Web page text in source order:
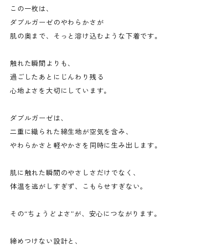
この一枚は、
ダブルガーゼのやわらかさが
肌の奥まで、そっと溶け込むような下着です。
触れた瞬間よりも、
過ごしたあとにじんわり残る
心地よさを大切にしています。
ダブルガーゼは、
二重に織られた綿生地が空気を含み、
やわらかさと軽やかさを同時に生み出します。
肌に触れた瞬間のやさしさだけでなく、
体温を逃がしすぎず、こもらせすぎない。
その“ちょうどよさ”が、安心につながります。
締めつけない設計と、